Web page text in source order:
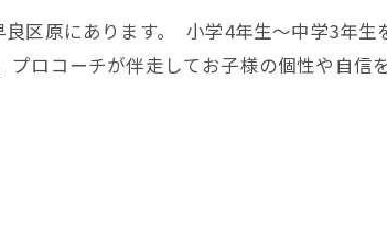
原にあります。 小学4年生〜中学3年
ロコーチが伴走してお子様の個性や自信